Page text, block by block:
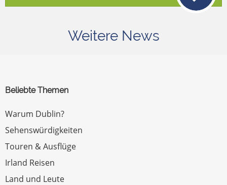
Weitere News
Beliebte Themen
Warum Dublin?
Sehenswürdigkeiten
Touren & Ausflüge
Irland Reisen
Land und Leute